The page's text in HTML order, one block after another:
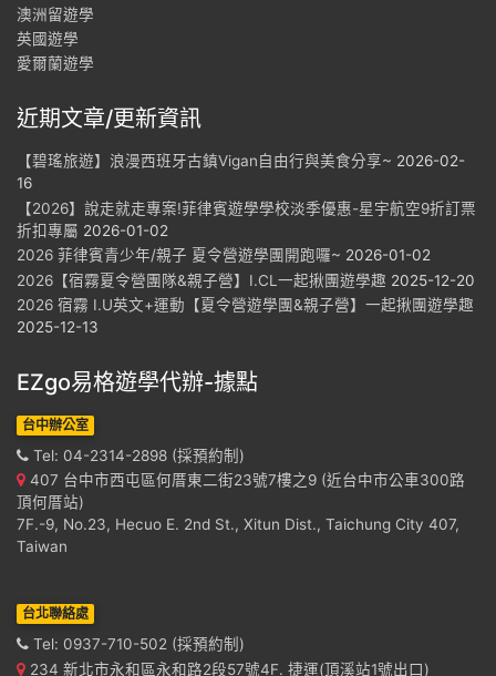
澳洲留遊學
英國遊學
愛爾蘭遊學
近期文章/更新資訊
【碧瑤旅遊】浪漫西班牙古鎮Vigan自由行與美食分享~ 2026-02-
16
【2026】說走就走專案!菲律賓遊學學校淡季優惠-星宇航空9折訂票
折扣專屬 2026-01-02
2026 菲律賓青少年/親子 夏令營遊學團開跑囉~ 2026-01-02
2026【宿霧夏令營團隊&親子營】I.CL一起揪團遊學趣 2025-12-20
2026 宿霧 I.U英文+運動【夏令營遊學團&親子營】一起揪團遊學趣
2025-12-13
EZgo易格遊學代辦-據點
台中辦公室
Tel: 04-2314-2898 (採預約制)
407 台中市西屯區何厝東二街23號7樓之9 (近台中市公車300路
頂何厝站)
7F.-9, No.23, Hecuo E. 2nd St., Xitun Dist., Taichung City 407,
Taiwan
台北聯絡處
Tel: 0937-710-502 (採預約制)
234 新北市永和區永和路2段57號4F. 捷運(頂溪站1號出口)